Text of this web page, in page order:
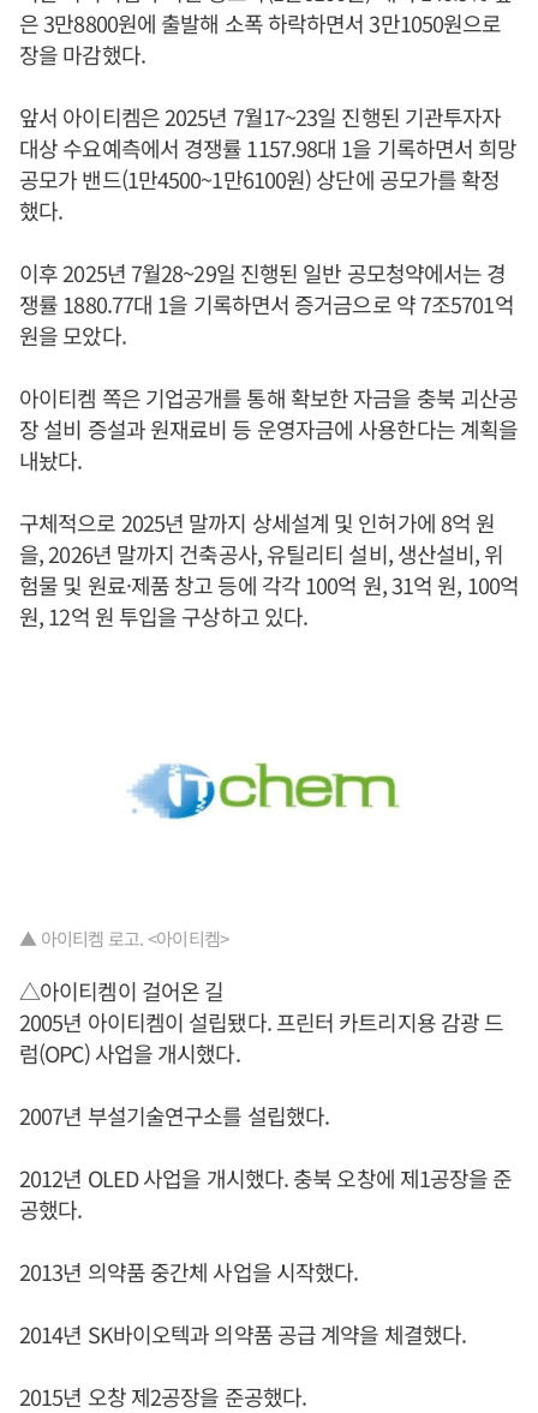
은 3만8800원에 출발해 소폭 하락하면서 3만1050원으로
장을 마감했다.
앞서 아이티켐은 2025년 7월17~23일 진행된 기관투자자
대상 수요예측에서 경쟁률 1157.98대 1을 기록하면서 희망
공모가 밴드(1만4500~1만6100원) 상단에 공모가를 확정
했다.
이후 2025년 7월28~29일 진행된 일반 공모청약에서는 경
쟁률 1880.77대 1을 기록하면서 증거금으로 약 7조5701억
원을 모았다.
아이티켐 쪽은 기업공개를 통해 확보한 자금을 충북 괴산공
장 설비 증설과 원재료비 등 운영자금에 사용한다는 계획을
내놨다.
구체적으로 2025년 말까지 상세설계 및 인허가에 8억 원
을, 2026년 말까지 건축공사, 유틸리티 설비, 생산설비, 위
험물 및 원료·제품 창고 등에 각각 100억 원, 31억 원, 100억
원, 12억 원 투입을 구상하고 있다.
▲ 아이티켐 로고. <아이티켐>
△아이티켐이 걸어온 길
2005년 아이티켐이 설립됐다. 프린터 카트리지용 감광 드
럼(OPC) 사업을 개시했다.
2007년 부설기술연구소를 설립했다.
2012년 OLED 사업을 개시했다. 충북 오창에 제1공장을 준
공했다.
2013년 의약품 중간체 사업을 시작했다.
2014년 SK바이오텍과 의약품 공급 계약을 체결했다.
2015년 오창 제2공장을 준공했다.